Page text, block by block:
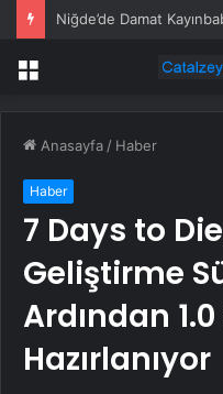
Niğde’de Damat
Menü
Anasayfa / Haber
Haber
7 Days to
Geliştirme
Ardından
Hazırlanıyor